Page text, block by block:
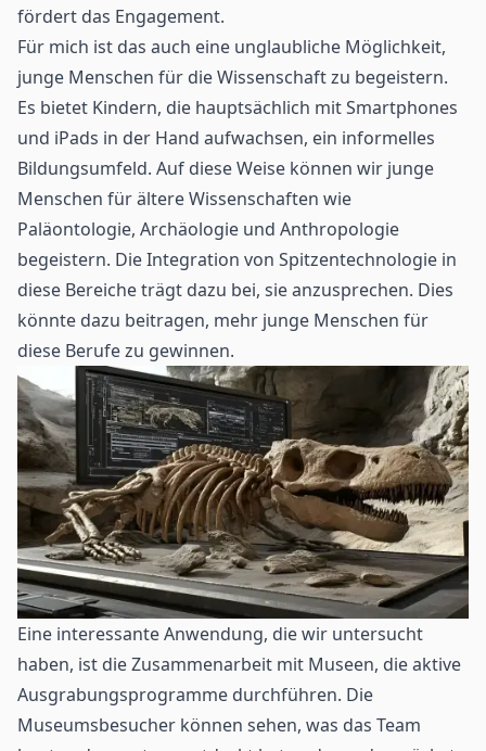
fördert das Engagement.
Für mich ist das auch eine unglaubliche Möglichkeit,
junge Menschen für die Wissenschaft zu begeistern.
Es bietet Kindern, die hauptsächlich mit Smartphones
und iPads in der Hand aufwachsen, ein informelles
Bildungsumfeld. Auf diese Weise können wir junge
Menschen für ältere Wissenschaften wie
Paläontologie, Archäologie und Anthropologie
begeistern. Die Integration von Spitzentechnologie in
diese Bereiche trägt dazu bei, sie anzusprechen. Dies
könnte dazu beitragen, mehr junge Menschen für
diese Berufe zu gewinnen.
Eine interessante Anwendung, die wir untersucht
haben, ist die Zusammenarbeit mit Museen, die aktive
Ausgrabungsprogramme durchführen. Die
Museumsbesucher können sehen, was das Team